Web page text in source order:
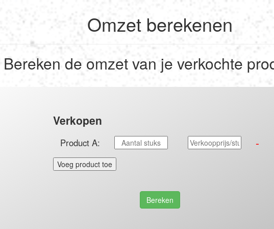
Omzet berekenen
Bereken de omzet van je verkochte
Verkopen
Product A: -
Voeg product toe
Bereken